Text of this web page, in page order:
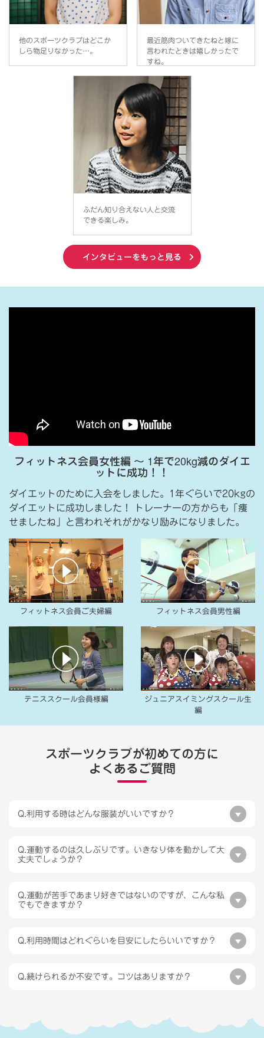
他のスポーツクラブはどこか
しら物足りなかった…。
最近筋肉ついてきたねと嫁に
言われたときは嬉しかったで
すね。
ふだん知り合えない人と交流
できる楽しみ。
インタビューをもっと見る
フィットネス会員女性編 〜 1年で20kg減のダイエ
ットに成功！！
ダイエットのために入会をしました。1年ぐらいで20kgの
ダイエットに成功しました！ トレーナーの方からも「痩
せましたね」と言われそれがかなり励みになりました。
フィットネス会員ご夫婦編 フィットネス会員男性編
テニススクール会員様編
ジュニアスイミングスクール生
編
スポーツクラブが初めての方に
よくあるご質問
Q.利用する時はどんな服装がいいですか？
Q.運動するのは久しぶりです。いきなり体を動かして大
丈夫でしょうか？
Q.運動が苦手であまり好きではないのですが、こんな私
でもできますか？
Q.利用時間はどれぐらいを目安にしたらいいですか？
Q.続けられるか不安です。コツはありますか？